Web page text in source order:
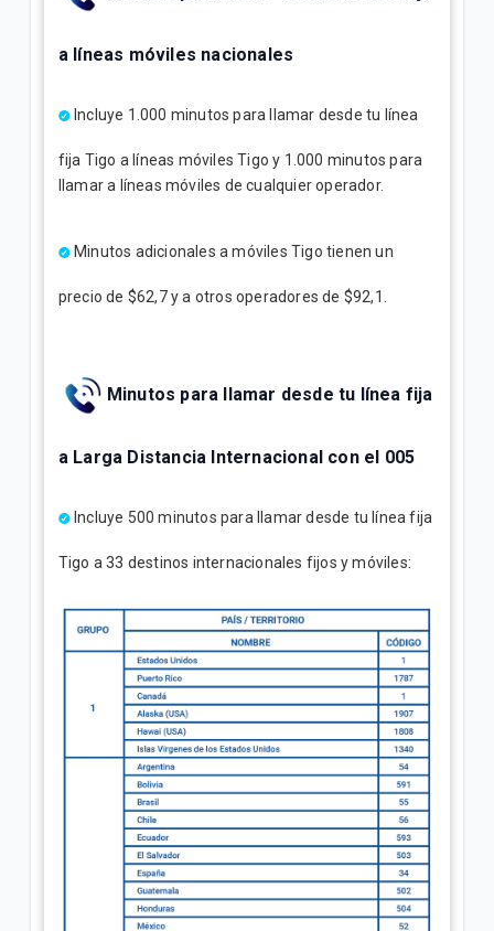
a líneas móviles nacionales
Incluye 1.000 minutos para llamar desde tu línea
fija Tigo a líneas móviles Tigo y 1.000 minutos para
llamar a líneas móviles de cualquier operador.
Minutos adicionales a móviles Tigo tienen un
precio de $62,7 y a otros operadores de $92,1.
Minutos para llamar desde tu línea fija
a Larga Distancia Internacional con el 005
Incluye 500 minutos para llamar desde tu línea fija
Tigo a 33 destinos internacionales fijos y móviles: